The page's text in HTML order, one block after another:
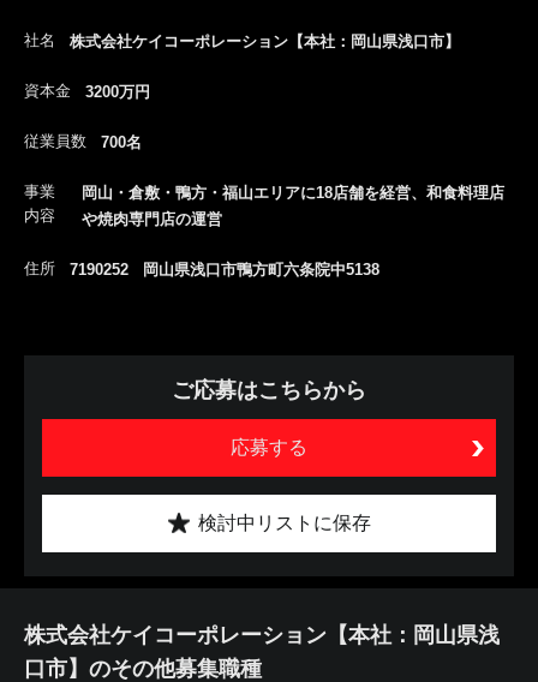
社名 株式会社ケイコーポレーション【本社：岡山県浅口市】
資本金 3200万円
従業員数 700名
事業
内容
岡山・倉敷・鴨方・福山エリアに18店舗を経営、和食料理店
や焼肉専門店の運営
住所 7190252 岡山県浅口市鴨方町六条院中5138
ご応募はこちらから
応募する
検討中リストに保存
株式会社ケイコーポレーション【本社：岡山県浅
口市】のその他募集職種